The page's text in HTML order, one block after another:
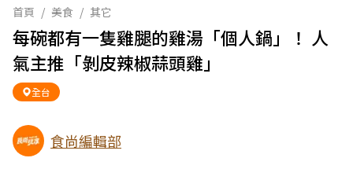
首頁 / 美食 / 其它
每碗都有一隻雞腿的雞湯「個人鍋」！ 人
氣主推「剝皮辣椒蒜頭雞」
全台
食尚編輯部